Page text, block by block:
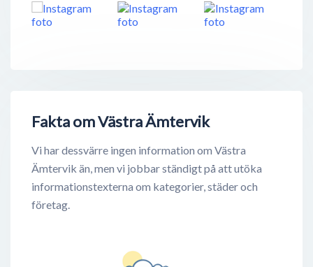
Fakta om Västra Ämtervik
Vi har dessvärre ingen information om Västra
Ämtervik än, men vi jobbar ständigt på att utöka
informationstexterna om kategorier, städer och
företag.